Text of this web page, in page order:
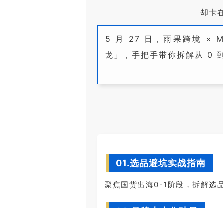
却卡
5 月 27 日，雨果跨境 ×
龙」，手把手带你拆解从 0
01.选品避坑实战指南
聚焦国货出海0-1阶段，拆解选